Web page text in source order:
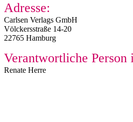
Adresse:
Carlsen Verlags GmbH
Völckersstraße 14-20
22765 Hamburg
Verantwortliche Person
Renate Herre